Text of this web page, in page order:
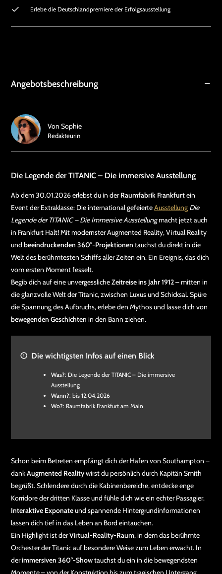
Erlebe die Deutschlandpremiere der Erfolgsausstellung
Angebotsbeschreibung
Die Legende der TITANIC – Die immersive Ausstellung
Ab dem 30.01.2026 erlebst du in derRaumfabrik Frankfurtein
Event der Extraklasse: Die international gefeierteAusstellung Die
Legende der TITANIC – Die Immersive Ausstellungmacht jetzt auch
in Frankfurt Halt! Mit modernster Augmented Reality, Virtual Reality
und beeindruckenden 360°-Projektionen tauchst du direkt in die
Welt des berühmtesten Schiffs aller Zeiten ein. Ein Ereignis, das dich
vom ersten Moment fesselt.
Begib dich auf eine unvergesslicheZeitreise ins Jahr 1912– mitten in
die glanzvolle Welt der Titanic, zwischen Luxus und Schicksal. Spüre
die Spannung des Aufbruchs, erlebe den Mythos und lasse dich von
bewegenden Geschichten in den Bann ziehen.
Die wichtigsten Infos auf einen Blick
Was?: Die Legende der TITANIC – Die immersive
Ausstellung
Wann?: bis 12.04.2026
Wo?: Raumfabrik Frankfurt am Main
Schon beim Betreten empfängt dich der Hafen von Southampton –
dankAugmented Realitywirst du persönlich durch Kapitän Smith
begrüßt. Schlendere durch die Kabinenbereiche, entdecke enge
Korridore der dritten Klasse und fühle dich wie ein echter Passagier.
Interaktive Exponateund spannende Hintergrundinformationen
lassen dich tief in das Leben an Bord eintauchen.
Ein Highlight ist derVirtual-Reality-Raum, in dem das berühmte
Orchester der Titanic auf besondere Weise zum Leben erwacht. In
derimmersiven 360°-Showtauchst du ein in die bewegendsten
Von Sophie
Redakteurin